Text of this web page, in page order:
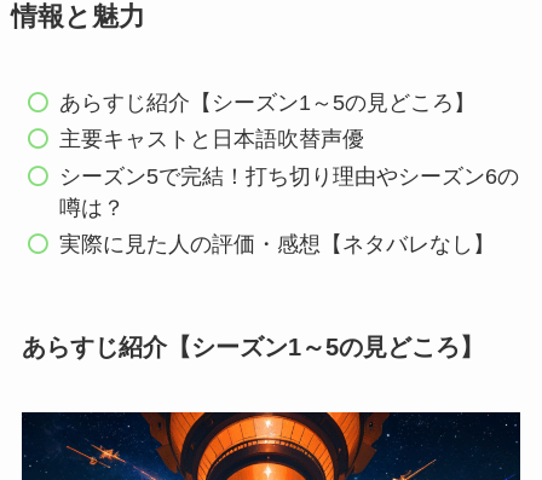
情報と魅力
あらすじ紹介【シーズン1～5の見どころ】
主要キャストと日本語吹替声優
シーズン5で完結！打ち切り理由やシーズン6の
噂は？
実際に見た人の評価・感想【ネタバレなし】
あらすじ紹介【シーズン1～5の見どころ】